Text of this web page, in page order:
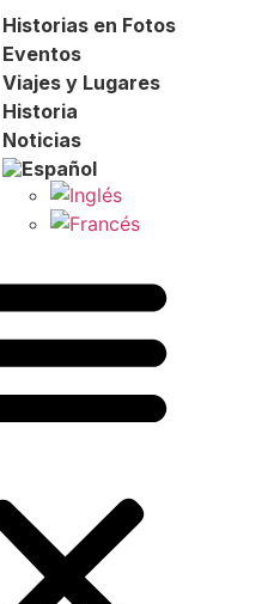
Historias en Fotos
Eventos
Viajes y Lugares
Historia
Noticias